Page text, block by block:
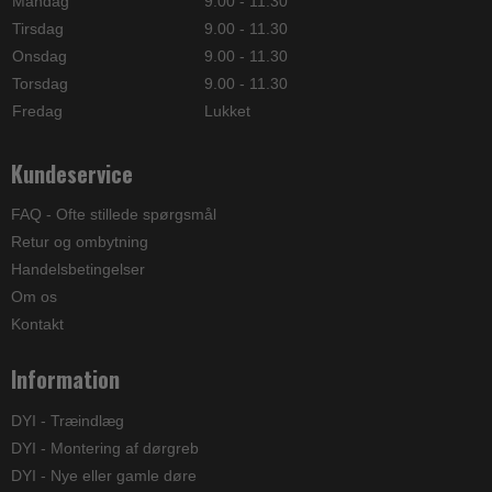
Tirsdag
9.00 - 11.30
Onsdag
9.00 - 11.30
Torsdag
9.00 - 11.30
Fredag
Lukket
Kundeservice
FAQ - Ofte stillede spørgsmål
Retur og ombytning
Handelsbetingelser
Om os
Kontakt
Information
DYI - Træindlæg
DYI - Montering af dørgreb
DYI - Nye eller gamle døre